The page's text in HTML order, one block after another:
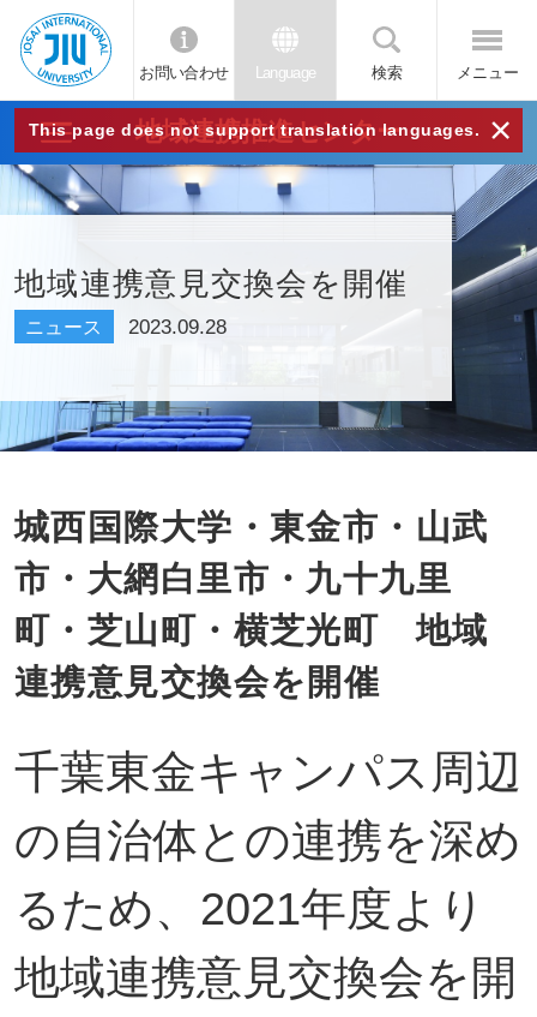
JIU
城西
国際
大学
お問い合わせ Language 検索 メニュー
This page does not support translation languages. ×
地域連携推進センター
地域連携意見交換会を開催
ニュース 2023.09.28
城西国際大学・東金市・山武
市・大網白里市・九十九里
町・芝山町・横芝光町 地域
連携意見交換会を開催
千葉東金キャンパス周辺
の自治体との連携を深め
るため、2021年度より
地域連携意見交換会を開